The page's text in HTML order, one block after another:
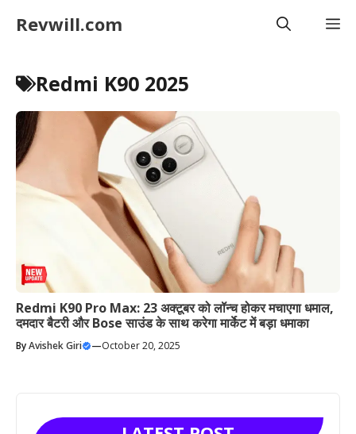
Revwill.com
Redmi K90 2025
Redmi K90 Pro Max: 23 अक्टूबर को लॉन्च होकर मचाएगा धमाल,
दमदार बैटरी और Bose साउंड के साथ करेगा मार्केट में बड़ा धमाका
ByAvishek Giri —October 20, 2025